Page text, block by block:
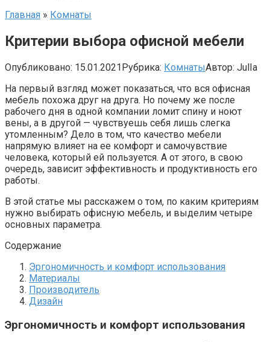
Главная » Комнаты
Критерии выбора офисной мебели
Опубликовано: 15.01.2021Рубрика: КомнатыАвтор: JulIa
На первый взгляд может показаться, что вся офисная
мебель похожа друг на друга. Но почему же после
рабочего дня в одной компании ломит спину и ноют
вены, а в другой — чувствуешь себя лишь слегка
утомленным? Дело в том, что качество мебели
напрямую влияет на ее комфорт и самочувствие
человека, который ей пользуется. А от этого, в свою
очередь, зависит эффективность и продуктивность его
работы.
В этой статье мы расскажем о том, по каким критериям
нужно выбирать офисную мебель, и выделим четыре
основных параметра.
Содержание
Эргономичность и комфорт использования
Материалы
Производитель
Дизайн
Эргономичность и комфорт использования